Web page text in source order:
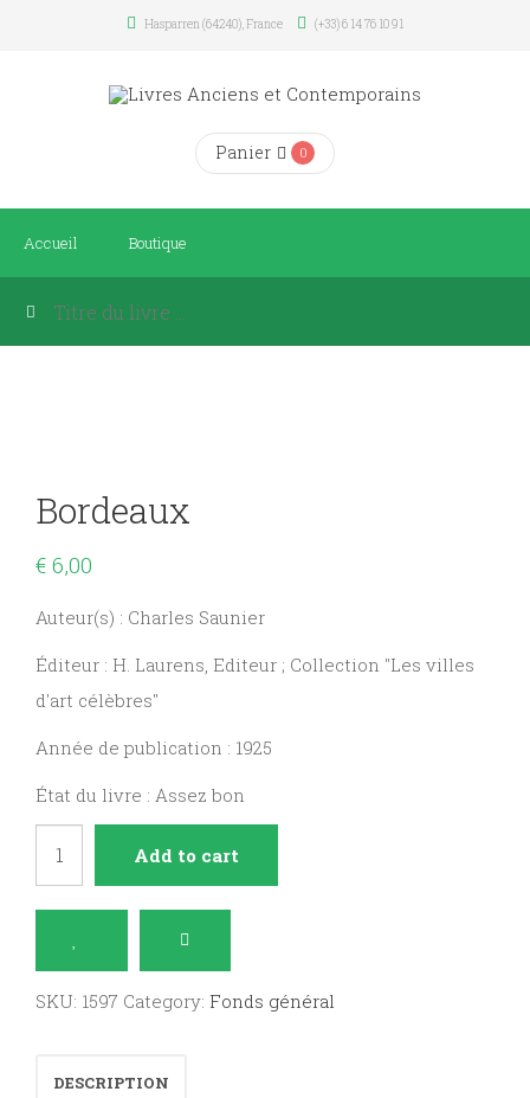
Hasparren (64240), France (+33) 6 14 76 10 91
Panier 0
Accueil Boutique
Bordeaux
€ 6,00
Auteur(s) : Charles Saunier
Éditeur : H. Laurens, Editeur ; Collection "Les villes
d'art célèbres"
Année de publication : 1925
État du livre : Assez bon
Add to cart
SKU: 1597 Category: Fonds général
DESCRIPTION